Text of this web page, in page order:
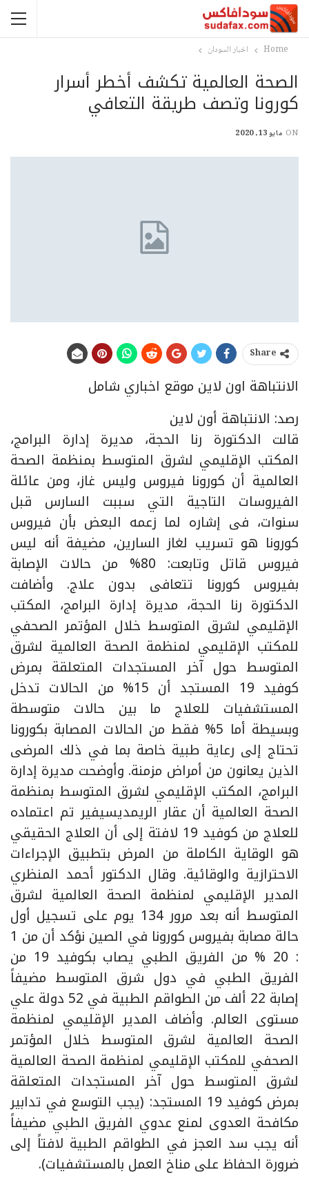
Home اخبار السودان
الصحة العالمية تكشف أخطر أسرار
كورونا وتصف طريقة التعافي
ON مايو 13, 2020
Share
الانتباهة اون لاين موقع اخباري شامل
رصد: الانتباهة أون لاين
قالت الدكتورة رنا الحجة، مديرة إدارة البرامج،
المكتب الإقليمي لشرق المتوسط بمنظمة الصحة
العالمية أن كورونا فيروس وليس غاز، ومن عائلة
الفيروسات التاجية التي سببت السارس قبل
سنوات، فى إشاره لما زعمه البعض بأن فيروس
كورونا هو تسريب لغاز السارين، مضيفة أنه ليس
فيروس قاتل وتابعت: 80% من حالات الإصابة
بفيروس كورونا تتعافى بدون علاج. وأضافت
الدكتورة رنا الحجة، مديرة إدارة البرامج، المكتب
الإقليمي لشرق المتوسط خلال المؤتمر الصحفي
للمكتب الإقليمي لمنظمة الصحة العالمية لشرق
المتوسط حول آخر المستجدات المتعلقة بمرض
كوفيد 19 المستجد أن 15% من الحالات تدخل
المستشفيات للعلاج ما بين حالات متوسطة
وبسيطة أما 5% فقط من الحالات المصابة بكورونا
تحتاج إلى رعاية طبية خاصة بما في ذلك المرضى
الذين يعانون من أمراض مزمنة. وأوضحت مديرة إدارة
البرامج، المكتب الإقليمي لشرق المتوسط بمنظمة
الصحة العالمية أن عقار الريمديسيفير تم اعتماده
للعلاج من كوفيد 19 لافتة إلى أن العلاج الحقيقي
هو الوقاية الكاملة من المرض بتطبيق الإجراءات
الاحترازية والوقائية. وقال الدكتور أحمد المنظري
المدير الإقليمي لمنظمة الصحة العالمية لشرق
المتوسط أنه بعد مرور 134 يوم على تسجيل أول
حالة مصابة بفيروس كورونا في الصين نؤكد أن من 1
: 20 % من الفريق الطبي يصاب بكوفيد 19 من
الفريق الطبي في دول شرق المتوسط مضيفاً
إصابة 22 ألف من الطواقم الطبية في 52 دولة علي
مستوى العالم. وأضاف المدير الإقليمي لمنظمة
الصحة العالمية لشرق المتوسط خلال المؤتمر
الصحفي للمكتب الإقليمي لمنظمة الصحة العالمية
لشرق المتوسط حول آخر المستجدات المتعلقة
بمرض كوفيد 19 المستجد: (يجب التوسع في تدابير
مكافحة العدوى لمنع عدوي الفريق الطبي مضيفاً
أنه يجب سد العجز في الطواقم الطبية لافتاً إلى
ضرورة الحفاظ على مناخ العمل بالمستشفيات).